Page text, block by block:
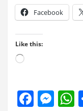
Facebook
Like this:
Loading…
F
M